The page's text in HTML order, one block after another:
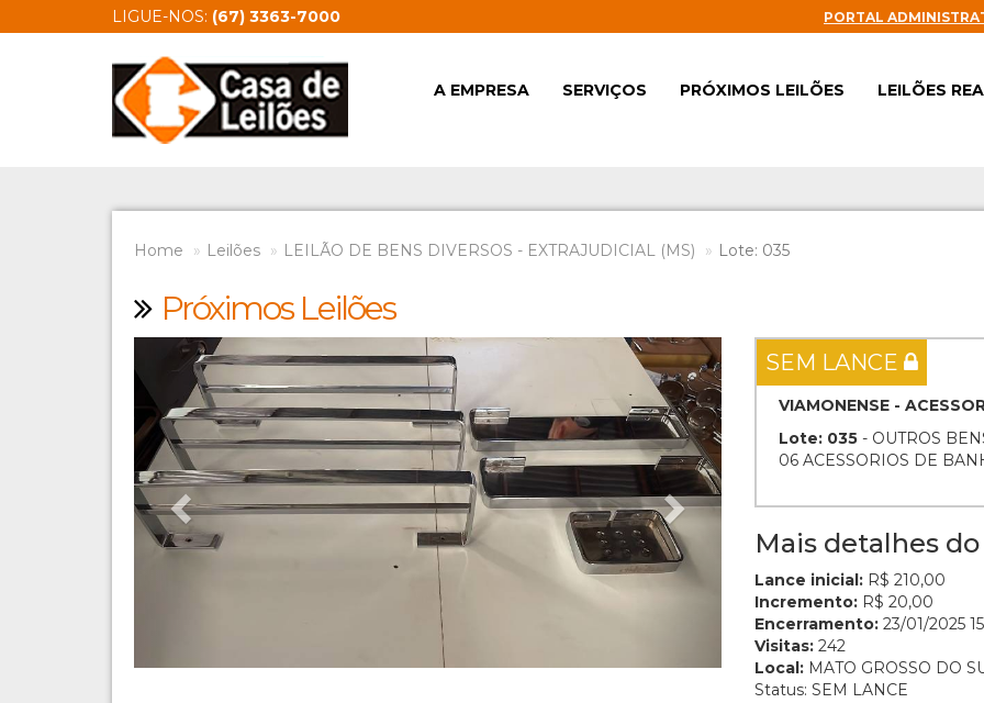
LIGUE-NOS: (67) 3363-7000 PORTAL
A EMPRESA SERVIÇOS PRÓXIMOS LEILÕES LEILÕES
Home Leilões LEILÃO DE BENS DIVERSOS - EXTRAJUDICIAL (MS) Lote: 035
Próximos Leilões
Previous Next SEM LANCE
VIAMONENSE -
Lote: 035 - OUTROS
06 ACESSORIOS DE
Mais detalhes
Lance inicial: R$ 210,00
Incremento: R$ 20,00
Encerramento: 23/01/2025
Visitas: 242
Local: MATO GROSSO DO
Status: SEM LANCE